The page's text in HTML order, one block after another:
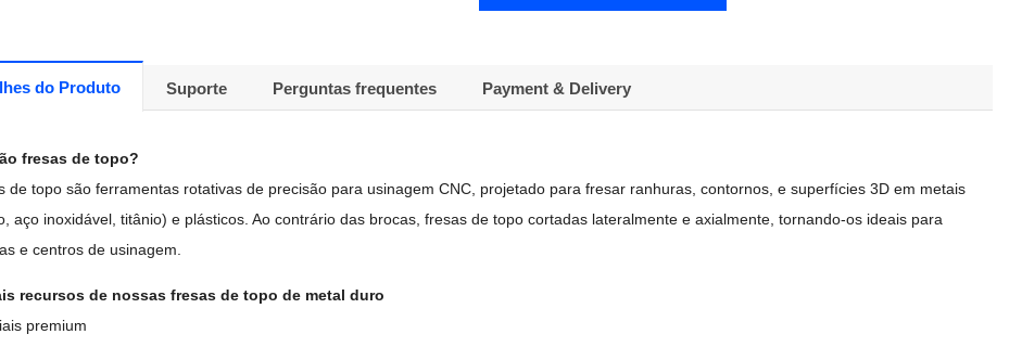
do Produto Suporte Perguntas frequentes Payment & Delivery
fresas de topo?
de topo são ferramentas rotativas de precisão para usinagem CNC, projetado para fresar ranhuras, contornos, e superfícies 3D em metais
aço inoxidável, titânio) e plásticos. Ao contrário das brocas, fresas de topo cortadas lateralmente e axialmente, tornando-os ideais para
e centros de usinagem.
recursos de nossas fresas de topo de metal duro
premium